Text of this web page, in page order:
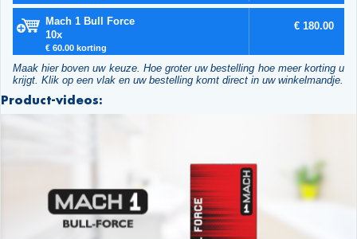
Mach 1 Bull Force
10x
€ 60.00 korting
€ 180.00
Maak hier boven uw keuze. Hoe groter uw bestelling hoe meer korting u
krijgt. Klik op een vlak en uw bestelling komt direct in uw winkelmandje.
Product-videos: